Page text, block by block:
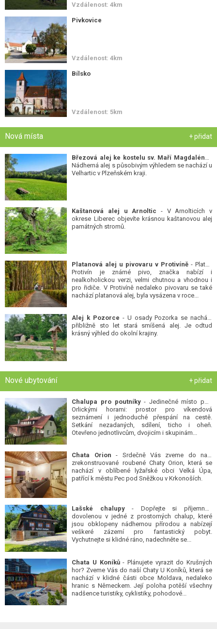
Vzdálenost: 4km
Pivkovice
Vzdálenost: 4km
Bílsko
Vzdálenost: 5km
Nová místa + přidat
Nádherná alej s působivým výhledem se nachází u
Velhartic v Plzeňském kraji.
Kaštanová alej u Arnoltic - V Arnolticích v
okrese Liberec objevíte krásnou kaštanovou alej
památných stromů.
Platanová alej u pivovaru v Protivíně - Platan
Protivín je známé pivo, značka nabízí i
nealkoholickou verzi, velmi chutnou a vhodnou i
pro řidiče. V Protivíně nedaleko pivovaru se také
nachází platanová alej, byla vysázena v roce...
Alej k Pozorce - U osady Pozorka se nachází
přibližně sto let stará smíšená alej. Je odtud
krásný výhled do okolní krajiny.
Nové ubytování + přidat
Chalupa pro poutníky- Jedinečné místo pod
Orlickými horami: prostor pro víkendová
seznámení i jednoduché přespání na cestě.
Setkání nezadaných, sdílení, ticho i oheň.
Otevřeno jednotlivcům, dvojicím i skupinám...
Chata Orion - Srdečně Vás zveme do naší
zrekonstruované roubené Chaty Orion, která se
nachází v oblíbené lyžařské obci Velká Úpa,
patřící k městu Pec pod Sněžkou v Krkonoších.
Lašské chalupy- Dopřejte si příjemnou
dovolenou v jedné z prostorných chalup, které
jsou obklopeny nádhernou přírodou a nabízejí
veškeré zázemí pro fantastický pobyt.
Vychutnejte si klidné ráno, nadechněte se...
Chata U Koníků- Plánujete vyrazit do Krušných
hor? Zveme Vás do naší Chaty U Koníků, která se
nachází v klidné části obce Moldava, nedaleko
hranic s Německem. Její poloha potěší všechny
nadšence turistiky, cyklistiky, pohodové...